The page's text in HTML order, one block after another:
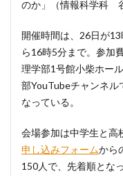
のか」（情報科学科
開催時間は、26日が
ら16時5分まで。参加
理学部1号館小柴ホー
部YouTubeチャンネル
なっている。
会場参加は中学生と高
申し込みフォームから
150人で、先着順とな